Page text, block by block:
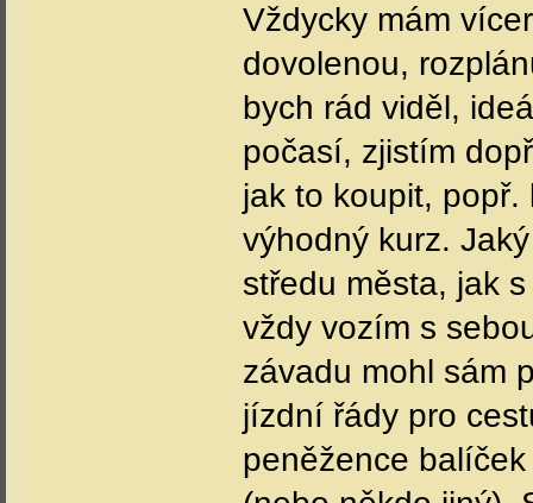
Vždycky mám
dovolenou,
bych rád viděl,
počasí, zjistím
jak to koupit,
výhodný kurz.
středu města, jak
vždy vozím s
závadu mohl sám
jízdní řády pro
peněžence